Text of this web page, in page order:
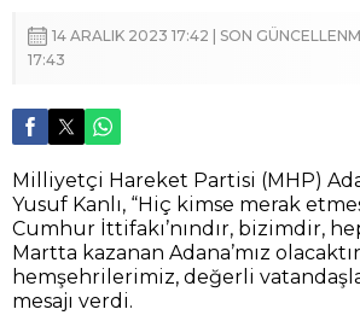
14 ARALIK 2023 17:42 | SON
17:43
Milliyetçi Hareket Partisi (MHP)
Yusuf Kanlı, “Hiç kimse merak
Cumhur İttifakı’nındır, bizimdir,
Martta kazanan Adana’mız
hemşehrilerimiz, değerli
mesajı verdi.